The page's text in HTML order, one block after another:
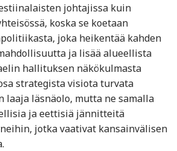
johtajissa kuin
koska se koetaan
joka heikentää kahden
ja lisää alueellista
hallituksen näkökulmasta
strategista visiota turvata
laaja läsnäolo, mutta ne samalla
ja eettisiä jännitteitä
jotka vaativat kansainvälisen